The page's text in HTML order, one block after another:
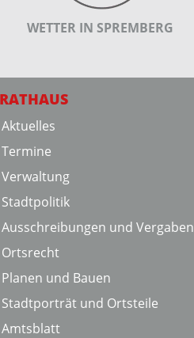
WETTER IN SPREMBERG
RATHAUS
Aktuelles
Termine
Verwaltung
Stadtpolitik
Ausschreibungen und Vergaben
Ortsrecht
Planen und Bauen
Stadtporträt und Ortsteile
Amtsblatt